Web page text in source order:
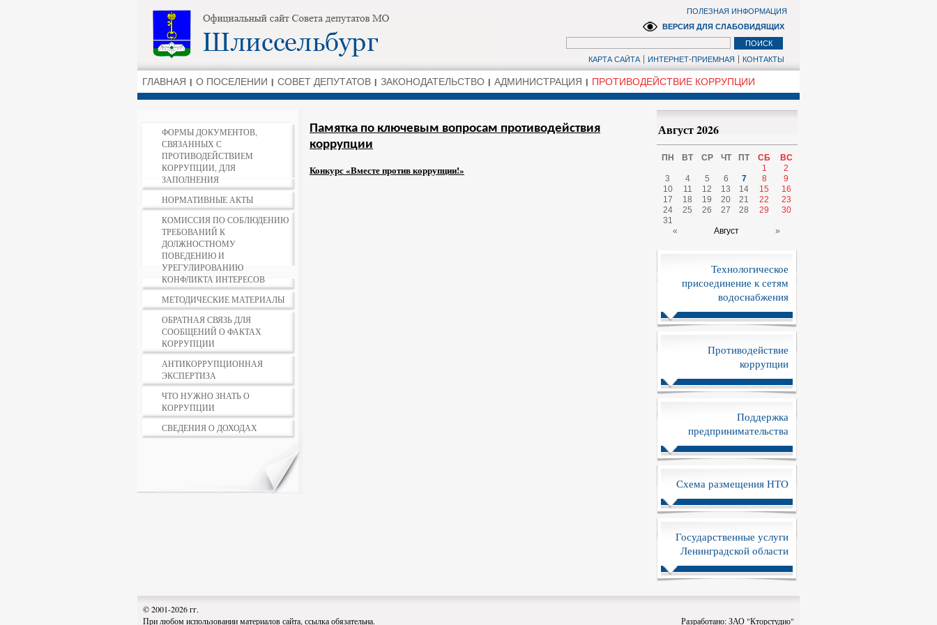
КАРТА САЙТА ИНТЕРНЕТ-ПРИЕМНАЯ КОНТАКТЫ
ВЕРСИЯ ДЛЯ СЛАБОВИДЯЩИХ
ПОЛЕЗНАЯ ИНФОРМАЦИЯ
ГЛАВНАЯ О ПОСЕЛЕНИИ СОВЕТ ДЕПУТАТОВ ЗАКОНОДАТЕЛЬСТВО АДМИНИСТРАЦИЯ ПРОТИВОДЕЙСТВИЕ КОРРУПЦИИ
ФОРМЫ ДОКУМЕНТОВ,
СВЯЗАННЫХ С
ПРОТИВОДЕЙСТВИЕМ
КОРРУПЦИИ, ДЛЯ
ЗАПОЛНЕНИЯ
НОРМАТИВНЫЕ АКТЫ
КОМИССИЯ ПО СОБЛЮДЕНИЮ
ТРЕБОВАНИЙ К
ДОЛЖНОСТНОМУ
ПОВЕДЕНИЮ И
УРЕГУЛИРОВАНИЮ
КОНФЛИКТА ИНТЕРЕСОВ
МЕТОДИЧЕСКИЕ МАТЕРИАЛЫ
ОБРАТНАЯ СВЯЗЬ ДЛЯ
СООБЩЕНИЙ О ФАКТАХ
КОРРУПЦИИ
АНТИКОРРУПЦИОННАЯ
ЭКСПЕРТИЗА
ЧТО НУЖНО ЗНАТЬ О
КОРРУПЦИИ
СВЕДЕНИЯ О ДОХОДАХ
Памятка по ключевым вопросам противодействия
коррупции
Конкурс «Вместе против коррупции!»
Август 2026
ПН ВТ СР ЧТ ПТ СБ
ВС
1
2
3
4 5 6 7 8
9
10
11 12 13 14 15
16
17
18 19 20 21 22
23
24
25 26 27 28 29
30
31
«
Август »
Технологическое
присоединение к сетям
водоснабжения
Противодействие
коррупции
Поддержка
предпринимательства
Схема размещения НТО
Государственные услуги
Ленинградской области
© 2001-2026 гг.
Разработано:ЗАО "Кторстудио"
При любом использовании материалов сайта, ссылка обязательна.